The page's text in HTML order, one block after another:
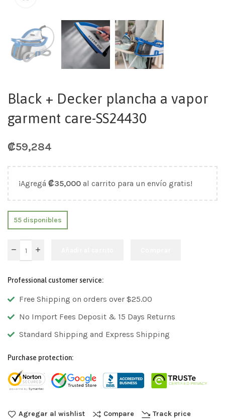
Black + Decker plancha a vapor
garment care-SS24430
₡59,284
¡Agregá ₡35,000 al carrito para un envío gratis!
55 disponibles
Professional customer service:
Free Shipping on orders over $25.00
No Import Fees Deposit & 15 Days Returns
Standard Shipping and Express Shipping
Purchase protection:
Agregar al wishlist Compare Track price